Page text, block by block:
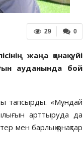
0
29
жаңа қонақ үйі
ауданында бой
тапсырды. «Мұндай
арттыруда да
мен барлық қонақтар